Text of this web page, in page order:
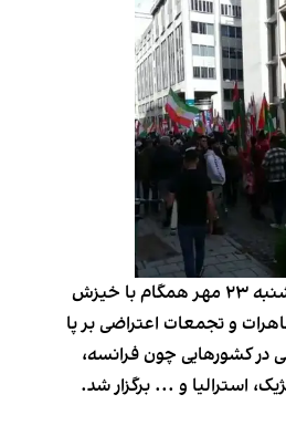
ایرانیان خارج کشور در روز شنبه ۲۳ مهر همگام با خیزش
و تجمعات اعتراضی بر پا
در کشورهایی چون فرانسه،
استرالیا و ... برگزار شد.